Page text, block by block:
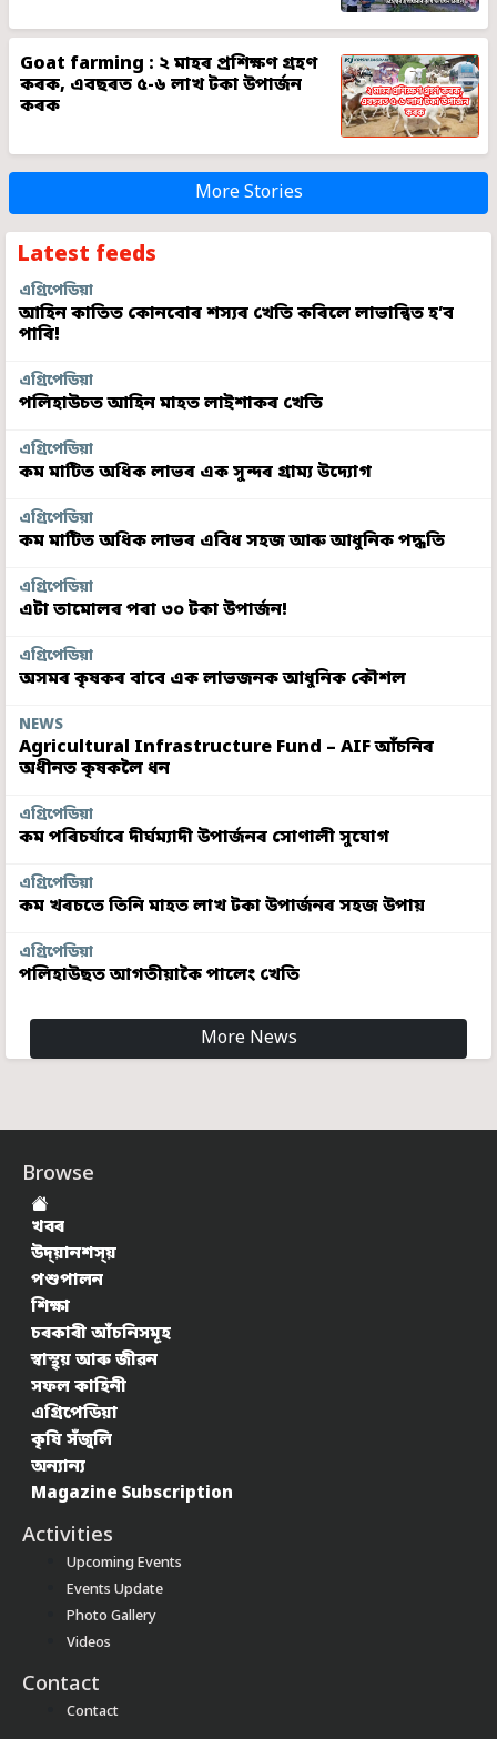
Goat farming : ২ মাহৰ প্ৰশিক্ষণ গ্ৰহণ
কৰক, এবছৰত ৫-৬ লাখ টকা উপাৰ্জন
কৰক
More Stories
Latest feeds
এগ্ৰিপেডিয়া
আহিন কাতিত কোনবোৰ শস্যৰ খেতি কৰিলে লাভান্বিত হ’ব
পাৰি!
এগ্ৰিপেডিয়া
পলিহাউচত আহিন মাহত লাইশাকৰ খেতি
এগ্ৰিপেডিয়া
কম মাটিত অধিক লাভৰ এক সুন্দৰ গ্ৰাম্য উদ্যোগ
এগ্ৰিপেডিয়া
কম মাটিত অধিক লাভৰ এবিধ সহজ আৰু আধুনিক পদ্ধতি
এগ্ৰিপেডিয়া
এটা তামোলৰ পৰা ৩০ টকা উপাৰ্জন!
এগ্ৰিপেডিয়া
অসমৰ কৃষকৰ বাবে এক লাভজনক আধুনিক কৌশল
NEWS
Agricultural Infrastructure Fund – AIF আঁচনিৰ
অধীনত কৃষকলৈ ধন
এগ্ৰিপেডিয়া
কম পৰিচৰ্যাৰে দীৰ্ঘম্যাদী উপাৰ্জনৰ সোণালী সুযোগ
এগ্ৰিপেডিয়া
কম খৰচতে তিনি মাহত লাখ টকা উপাৰ্জনৰ সহজ উপায়
এগ্ৰিপেডিয়া
পলিহাউছত আগতীয়াকৈ পালেং খেতি
More News
Browse
খবৰ
উদ্য়ানশস্য়
পশুপালন
শিক্ষা
চৰকাৰী আঁচনিসমূহ
স্বাস্থ্য় আৰু জীৱন
সফল কাহিনী
এগ্ৰিপেডিয়া
কৃষি সঁজুলি
অন্যান্য
Magazine Subscription
Activities
Upcoming Events
Events Update
Photo Gallery
Videos
Contact
Contact